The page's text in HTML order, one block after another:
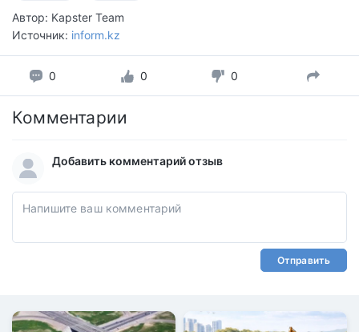
Автор: Kapster Team
Источник: inform.kz
0 0 0
Комментарии
Добавить комментарий отзыв
Отправить